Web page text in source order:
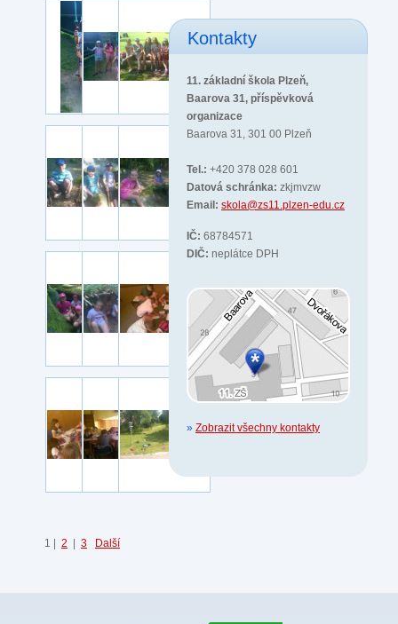
1 2 3 Další
Kontakty
11. základní škola Plzeň,
Baarova 31, příspěvková
organizace
Baarova 31, 301 00 Plzeň
Tel.: +420 378 028 601
Datová schránka: zkjmvzw
Email: skola@zs11.plzen-edu.cz
IČ: 68784571
DIČ: neplátce DPH
» Zobrazit všechny kontakty